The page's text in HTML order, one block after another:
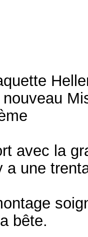
avec la
a une
bête.